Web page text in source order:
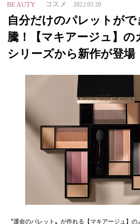
BEAUTY コスメ 2022.03.20
自分だけのパレットが
騰！【マキアージュ】
シリーズから新作が登場
〝運命のパレット〟が作れる【マキアージュ】